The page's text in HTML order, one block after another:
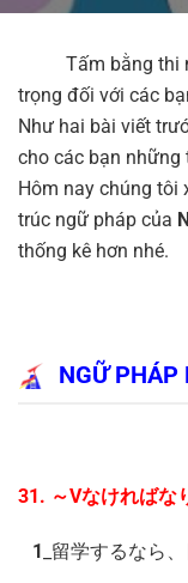
Tấm bằng thi
trọng đối với các
Như hai bài viết
cho các bạn
Hôm nay chúng tôi
trúc ngữ pháp của
thống kê hơn nhé.
NGỮ PHÁP
31. ～Vなければ
1 _留学するなら